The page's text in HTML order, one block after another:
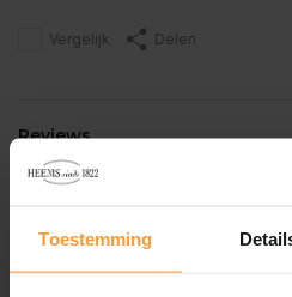
Toestemming
Vergelijk Delen
Reviews
Er zijn nog geen reviews